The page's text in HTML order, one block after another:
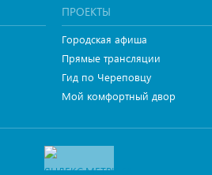
ПРОЕКТЫ
Городская афиша
Прямые трансляции
Гид по Череповцу
Мой комфортный двор